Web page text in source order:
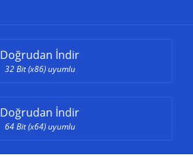
Doğrudan İndir
32 Bit (x86) uyumlu
Doğrudan İndir
64 Bit (x64) uyumlu